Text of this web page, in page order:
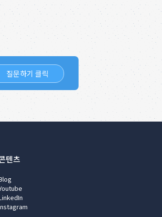
질문하기 클릭
텐츠